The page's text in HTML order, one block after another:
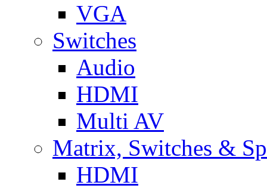
VGA
Switches
Audio
HDMI
Multi AV
Matrix, Switches &
HDMI